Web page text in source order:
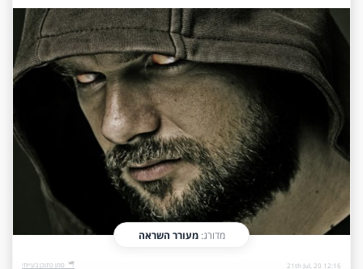
מדורג:מעורר השראה
21th Jul, 20 12:16 ‫סמן כתוכן בעייתי‬